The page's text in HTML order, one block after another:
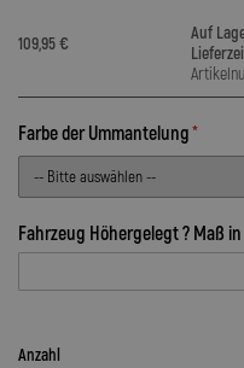
109,95 €
Auf
Farbe der Ummantelung
Fahrzeug Höhergelegt ? Maß
Anzahl